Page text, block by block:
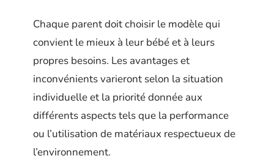
Chaque parent doit choisir le modèle qui
convient le mieux à leur bébé et à leurs
propres besoins. Les avantages et
inconvénients varieront selon la situation
individuelle et la priorité donnée aux
différents aspects tels que la performance
ou l’utilisation de matériaux respectueux de
l’environnement.